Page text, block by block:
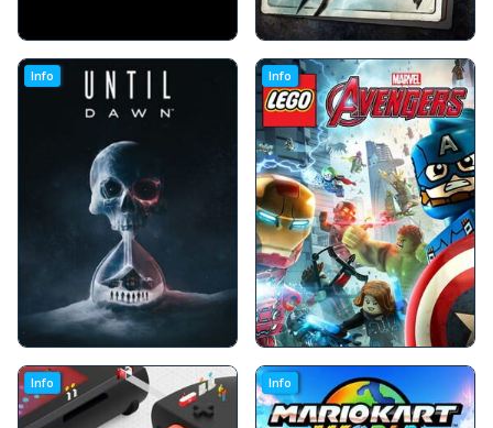
Info Info
Info Info